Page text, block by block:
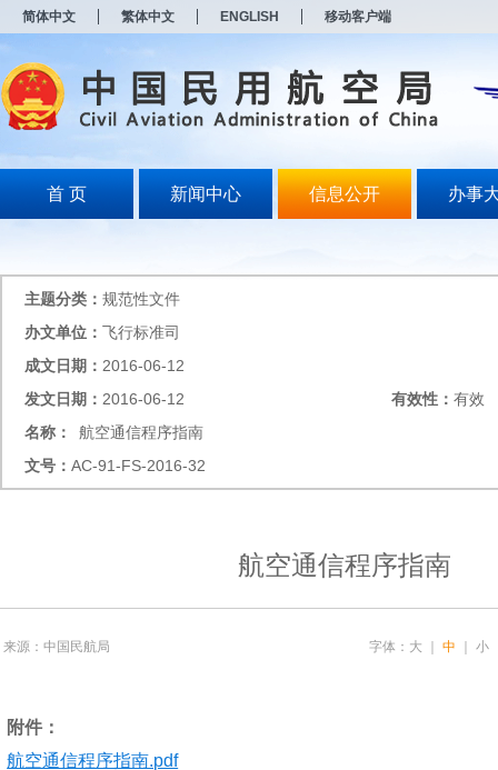
简体中文 繁体中文 ENGLISH 移动客户端
首 页 新闻中心 信息公开 办事
主题分类： 规范性文件
办文单位： 飞行标准司
成文日期： 2016-06-12
发文日期： 2016-06-12 有效性： 有效
名称：
航空通信程序指南
文号： AC-91-FS-2016-32
航空通信程序指南
来源：中国民航局 字体： 大 ｜中 ｜小
附件：
航空通信程序指南.pdf
打
开
无
障
说